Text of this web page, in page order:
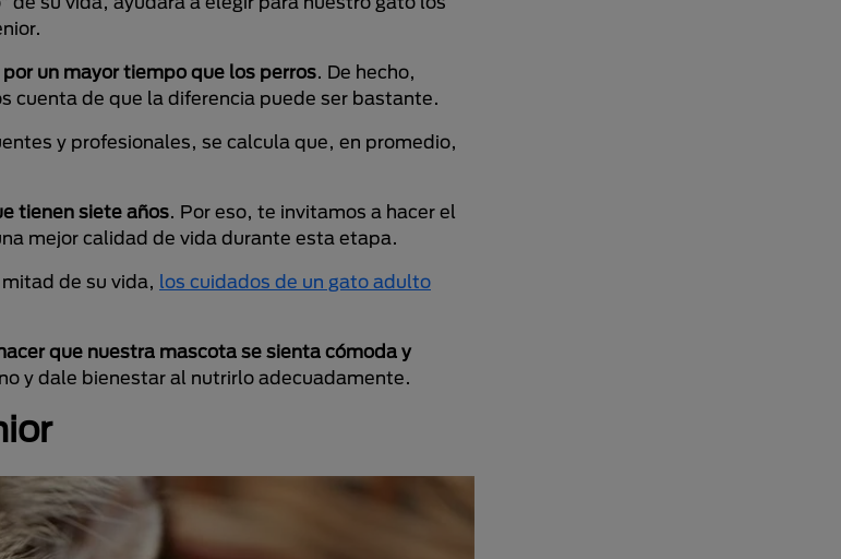
un mayor tiempo que los perros. De hecho,
cuenta de que la diferencia puede ser bastante.
y profesionales, se calcula que, en promedio,
tienen siete años. Por eso, te invitamos a hacer el
mejor calidad de vida durante esta etapa.
de su vida, los cuidados de un gato adulto
que nuestra mascota se sienta cómoda y
y dale bienestar al nutrirlo adecuadamente.